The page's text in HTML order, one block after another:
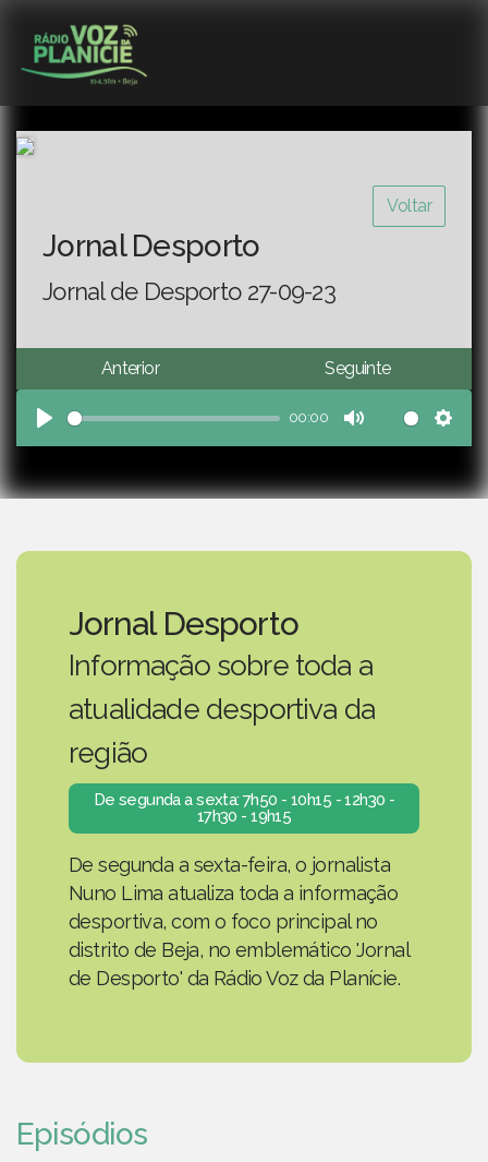
Voltar
Jornal Desporto
Jornal de Desporto 27-09-23
Anterior Seguinte
Play
00:00
Mute
Jornal Desporto
Informação sobre toda a
atualidade desportiva da
região
De segunda a sexta: 7h50 - 10h15 - 12h30 -
17h30 - 19h15
De segunda a sexta-feira, o jornalista
Nuno Lima atualiza toda a informação
desportiva, com o foco principal no
distrito de Beja, no emblemático 'Jornal
de Desporto' da Rádio Voz da Planície.
Episódios